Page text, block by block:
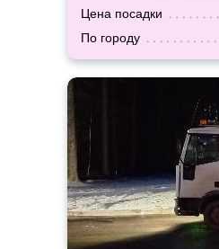
Цена посадки
По городу